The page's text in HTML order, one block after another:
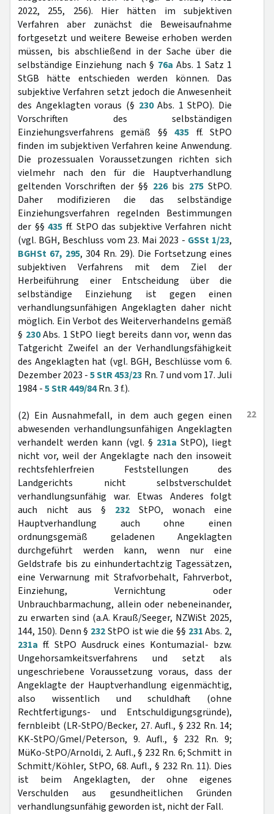
2022, 255, 256). Hier hätten im subjektiven
Verfahren aber zunächst die Beweisaufnahme
fortgesetzt und weitere Beweise erhoben werden
müssen, bis abschließend in der Sache über die
selbständige Einziehung nach § 76a Abs. 1 Satz 1
StGB hätte entschieden werden können. Das
subjektive Verfahren setzt jedoch die Anwesenheit
des Angeklagten voraus (§ 230Abs. 1 StPO). Die
Vorschriften des selbständigen
Einziehungsverfahrens gemäß §§435 ff. StPO
finden im subjektiven Verfahren keine Anwendung.
Die prozessualen Voraussetzungen richten sich
vielmehr nach den für die Hauptverhandlung
geltenden Vorschriften der §§ 226bis 275StPO.
Daher modifizieren die das selbständige
Einziehungsverfahren regelnden Bestimmungen
der §§435 ff. StPO das subjektive Verfahren nicht
(vgl. BGH, Beschluss vom 23. Mai 2023 - GSSt 1/23,
BGHSt 67, 295, 304 Rn. 29). Die Fortsetzung eines
subjektiven Verfahrens mit dem Ziel der
Herbeiführung einer Entscheidung über die
selbständige Einziehung ist gegen einen
verhandlungsunfähigen Angeklagten daher nicht
möglich. Ein Verbot des Weiterverhandelns gemäß
§ 230Abs. 1 StPO liegt bereits dann vor, wenn das
Tatgericht Zweifel an der Verhandlungsfähigkeit
des Angeklagten hat (vgl. BGH, Beschlüsse vom 6.
Dezember 2023 -5 StR 453/23 Rn. 7 und vom 17. Juli
1984 -5 StR 449/84Rn. 3 f.).
22
(2) Ein Ausnahmefall, in dem auch gegen einen
abwesenden verhandlungsunfähigen Angeklagten
verhandelt werden kann (vgl. § 231a StPO), liegt
nicht vor, weil der Angeklagte nach den insoweit
rechtsfehlerfreien Feststellungen des
Landgerichts nicht selbstverschuldet
verhandlungsunfähig war. Etwas Anderes folgt
auch nicht aus § 232 StPO, wonach eine
Hauptverhandlung auch ohne einen
ordnungsgemäß geladenen Angeklagten
durchgeführt werden kann, wenn nur eine
Geldstrafe bis zu einhundertachtzig Tagessätzen,
eine Verwarnung mit Strafvorbehalt, Fahrverbot,
Einziehung, Vernichtung oder
Unbrauchbarmachung, allein oder nebeneinander,
zu erwarten sind (a.A. Krauß/Seeger, NZWiSt 2025,
144, 150). Denn § 232StPO ist wie die §§ 231Abs. 2,
231a ff. StPO Ausdruck eines Kontumazial- bzw.
Ungehorsamkeitsverfahrens und setzt als
ungeschriebene Voraussetzung voraus, dass der
Angeklagte der Hauptverhandlung eigenmächtig,
also wissentlich und schuldhaft (ohne
Rechtfertigungs- und Entschuldigungsgründe),
fernbleibt (LR-StPO/Becker, 27. Aufl., § 232 Rn. 14;
KK-StPO/Gmel/Peterson, 9. Aufl., § 232 Rn. 9;
MüKo-StPO/Arnoldi, 2. Aufl., § 232 Rn. 6; Schmitt in
Schmitt/Köhler, StPO, 68. Aufl., § 232 Rn. 11). Dies
ist beim Angeklagten, der ohne eigenes
Verschulden aus gesundheitlichen Gründen
verhandlungsunfähig geworden ist, nicht der Fall.